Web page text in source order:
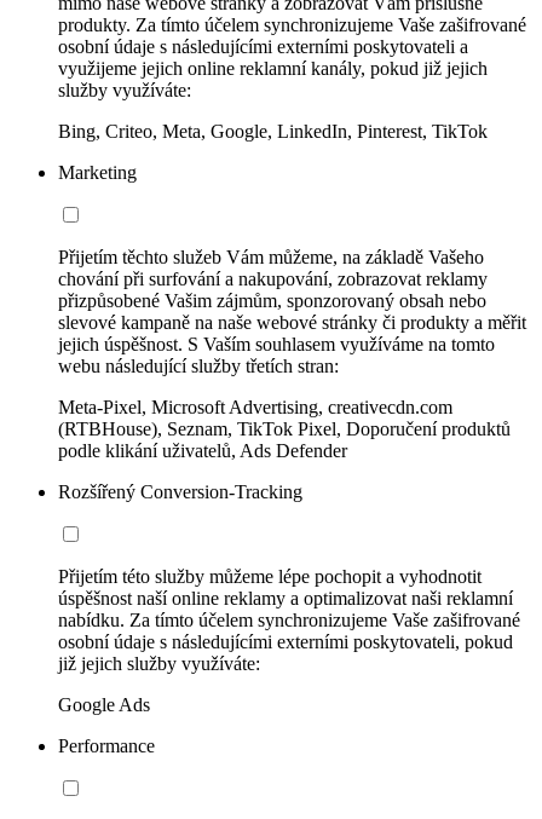
produkty. Za tímto účelem synchronizujeme Vaše zašifrované
osobní údaje s následujícími externími poskytovateli a
využijeme jejich online reklamní kanály, pokud již jejich
služby využíváte:
Bing, Criteo, Meta, Google, LinkedIn, Pinterest, TikTok
Marketing
Přijetím těchto služeb Vám můžeme, na základě Vašeho
chování při surfování a nakupování, zobrazovat reklamy
přizpůsobené Vašim zájmům, sponzorovaný obsah nebo
slevové kampaně na naše webové stránky či produkty a měřit
jejich úspěšnost. S Vaším souhlasem využíváme na tomto
webu následující služby třetích stran:
Meta-Pixel, Microsoft Advertising, creativecdn.com
(RTBHouse), Seznam, TikTok Pixel, Doporučení produktů
podle klikání uživatelů, Ads Defender
Rozšířený Conversion-Tracking
Přijetím této služby můžeme lépe pochopit a vyhodnotit
úspěšnost naší online reklamy a optimalizovat naši reklamní
nabídku. Za tímto účelem synchronizujeme Vaše zašifrované
osobní údaje s následujícími externími poskytovateli, pokud
již jejich služby využíváte:
Google Ads
Performance